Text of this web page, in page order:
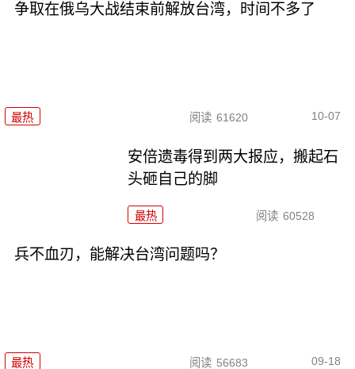
争取在俄乌大战结束前解放台湾，时间不多了
最热 阅读 61620 10-07
安倍遗毒得到两大报应，搬起石
头砸自己的脚
最热 阅读 60528
兵不血刃，能解决台湾问题吗？
最热 阅读 56683 09-18